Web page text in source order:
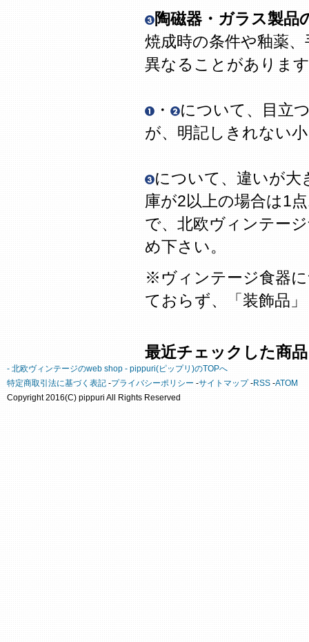
陶磁器・ガラス製品
焼成時の条件や釉薬
異なることがありま
・
について、目立
が、明記しきれない
について、違いが
庫が2以上の場合は1
で、北欧ヴィンテー
め下さい。
※ヴィンテージ食器
ておらず、「装飾品
最近チェックした商品
- 北欧ヴィンテージのweb shop - pippuri(ピップリ)のTOPへ
特定商取引法に基づく表記 -プライバシーポリシー -サイトマップ-RSS -ATOM
Copyright 2016(C) pippuri All Rights Reserved